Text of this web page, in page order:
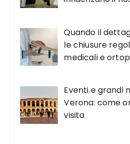
Quando il
le chiusure
medicali e
Eventi e grandi
Verona: come
visita